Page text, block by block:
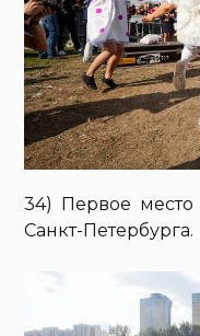
34) Первое
Cанкт-Петербурга.